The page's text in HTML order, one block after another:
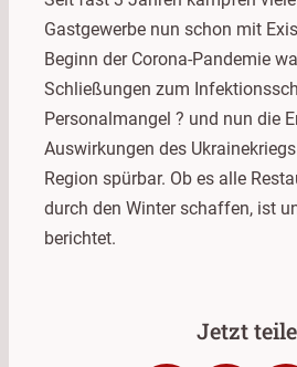
Gastgewerbe nun schon mit
Beginn der Corona-Pandemie
Schließungen zum
Personalmangel ? und nun die
Auswirkungen des
Region spürbar. Ob es alle
durch den Winter schaffen, ist
berichtet.